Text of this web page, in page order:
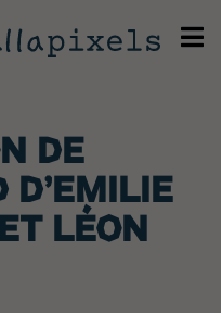
DE
D'EMILIE
LÉON